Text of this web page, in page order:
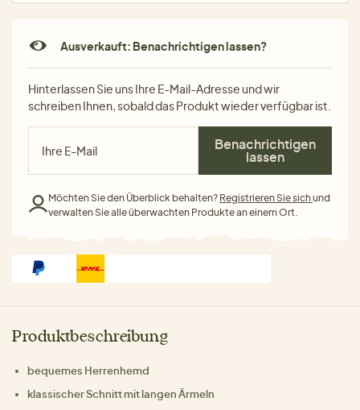
Ausverkauft: Benachrichtigen lassen?
Hinterlassen Sie uns Ihre E-Mail-Adresse und wir
schreiben Ihnen, sobald das Produkt wieder verfügbar ist.
Benachrichtigen
lassen
Möchten Sie den Überblick behalten? Registrieren Sie sichund
verwalten Sie alle überwachten Produkte an einem Ort.
Produktbeschreibung
bequemes Herrenhemd
klassischer Schnitt mit langen Ärmeln